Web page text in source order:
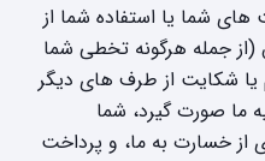
های شما یا استفاده شما از
جمله هرگونه تخطی شما
یا شکایت از طرف های دیگر
ما صورت گیرد، شما
از خسارت به ما، و پرداخت